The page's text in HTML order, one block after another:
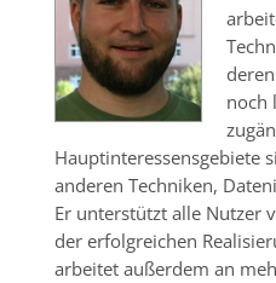
noch
Hauptinteressensgebiete
anderen Techniken,
Er unterstützt alle Nutzer
der erfolgreichen
arbeitet außerdem an